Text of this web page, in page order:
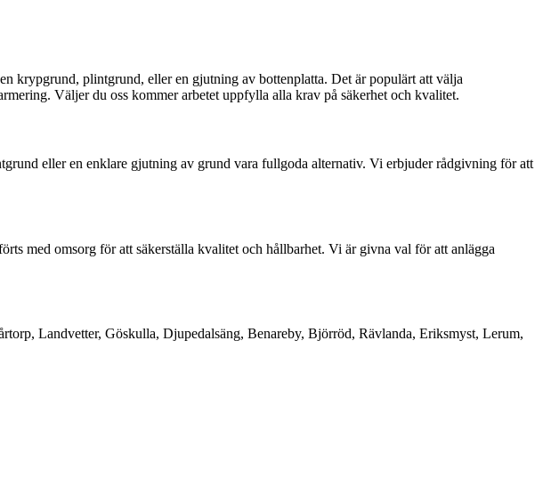
krypgrund, plintgrund, eller en gjutning av bottenplatta. Det är populärt att välja
Väljer du oss kommer arbetet uppfylla alla krav på säkerhet och kvalitet.
eller en enklare gjutning av grund vara fullgoda alternativ. Vi erbjuder rådgivning för att
med omsorg för att säkerställa kvalitet och hållbarhet. Vi är givna val för att anlägga
Landvetter, Göskulla, Djupedalsäng, Benareby, Björröd, Rävlanda, Eriksmyst, Lerum,